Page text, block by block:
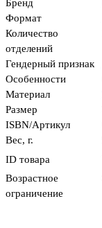
Бренд
Формат
Количество
отделений
Гендерный признак
Особенности
Материал
Размер
ISBN/Артикул
Вес, г.
ID товара
Возрастное
ограничение